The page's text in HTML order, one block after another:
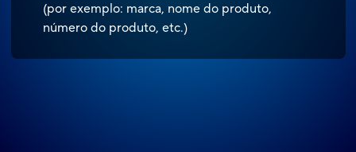
(por exemplo: marca, nome do produto,
número do produto, etc.)